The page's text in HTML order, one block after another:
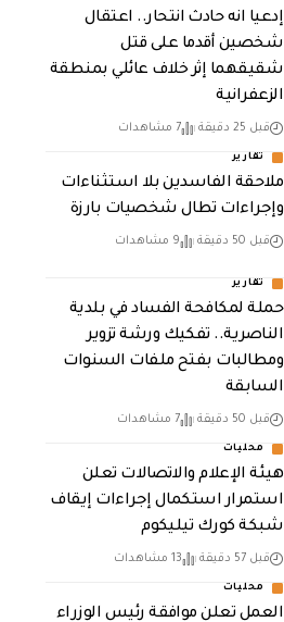
إدعيا انه حادث انتحار.. اعتقال
شخصين أقدما على قتل
شقيقهما إثر خلاف عائلي بمنطقة
الزعفرانية
قبل 25 دقيقة 7 مشاهدات
تقارير
ملاحقة الفاسدين بلا استثناءات
وإجراءات تطال شخصيات بارزة
قبل 50 دقيقة 9 مشاهدات
تقارير
حملة لمكافحة الفساد في بلدية
الناصرية.. تفكيك ورشة تزوير
ومطالبات بفتح ملفات السنوات
السابقة
قبل 50 دقيقة 7 مشاهدات
محليات
هيئة الإعلام والاتصالات تعلن
استمرار استكمال إجراءات إيقاف
شبكة كورك تيليكوم
قبل 57 دقيقة 13 مشاهدات
محليات
العمل تعلن موافقة رئيس الوزراء